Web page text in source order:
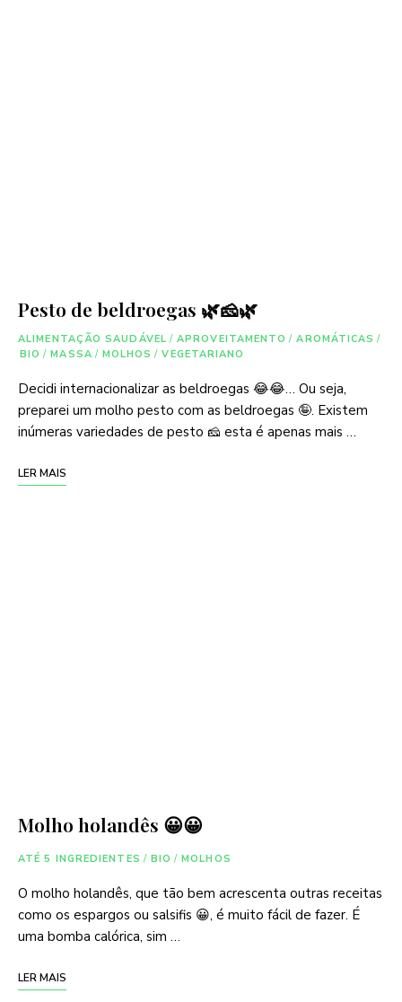
Pesto de beldroegas 🌿🧀🌿
ALIMENTAÇÃO SAUDÁVEL / APROVEITAMENTO / AROMÁTICAS /
BIO / MASSA / MOLHOS / VEGETARIANO
Decidi internacionalizar as beldroegas 😂😂… Ou seja,
preparei um molho pesto com as beldroegas 🤪. Existem
inúmeras variedades de pesto 🧀 esta é apenas mais …
LER MAIS
Molho holandês 😀😀
ATÉ 5 INGREDIENTES / BIO / MOLHOS
O molho holandês, que tão bem acrescenta outras receitas
como os espargos ou salsifis 😀, é muito fácil de fazer. É
uma bomba calórica, sim …
LER MAIS